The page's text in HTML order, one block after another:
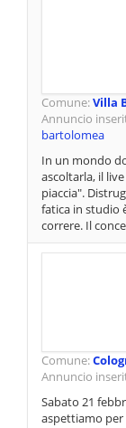
Comune:Villa
Annuncio
bartolomea
In un mondo
ascoltarla, il
piaccia".
fatica in studio
correre. Il
Comune:
Annuncio
Sabato 21
aspettiamo per